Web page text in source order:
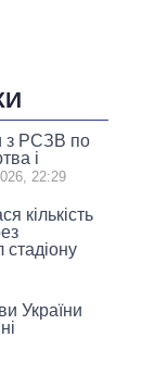
з РСЗВ по
і
22:29
кількість
стадіону
України